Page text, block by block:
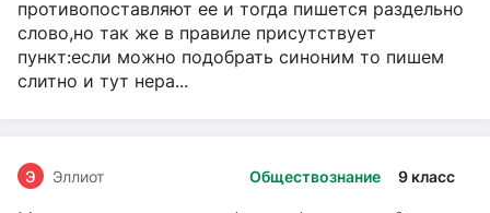
противопоставляют ее и тогда пишется раздельно
слово,но так же в правиле присутствует
пункт:если можно подобрать синоним то пишем
слитно и тут нера...
Обществознание 9 класс
Э Эллиот